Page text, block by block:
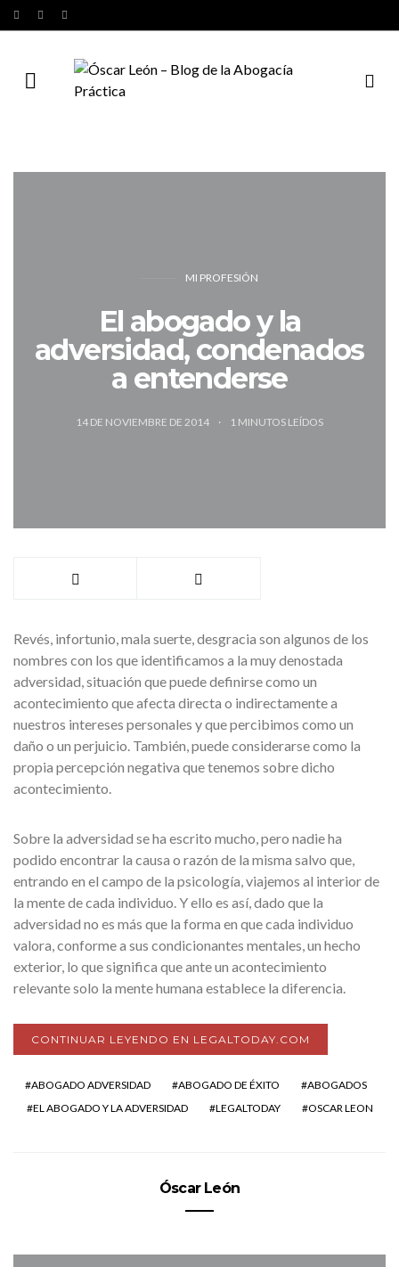
MI PROFESIÓN
El abogado y la
adversidad, condenados
a entenderse
14 DE NOVIEMBRE DE 2014 1 MINUTOS LEÍDOS
Revés, infortunio, mala suerte, desgracia son algunos de los
nombres con los que identificamos a la muy denostada
adversidad, situación que puede definirse como un
acontecimiento que afecta directa o indirectamente a
nuestros intereses personales y que percibimos como un
daño o un perjuicio. También, puede considerarse como la
propia percepción negativa que tenemos sobre dicho
acontecimiento.
Sobre la adversidad se ha escrito mucho, pero nadie ha
podido encontrar la causa o razón de la misma salvo que,
entrando en el campo de la psicología, viajemos al interior de
la mente de cada individuo. Y ello es así, dado que la
adversidad no es más que la forma en que cada individuo
valora, conforme a sus condicionantes mentales, un hecho
exterior, lo que significa que ante un acontecimiento
relevante solo la mente humana establece la diferencia.
CONTINUAR LEYENDO EN LEGALTODAY.COM
ABOGADO ADVERSIDAD ABOGADO DE ÉXITO
ABOGADOS
EL ABOGADO Y LA ADVERSIDAD
LEGALTODAY OSCAR LEON
Óscar León